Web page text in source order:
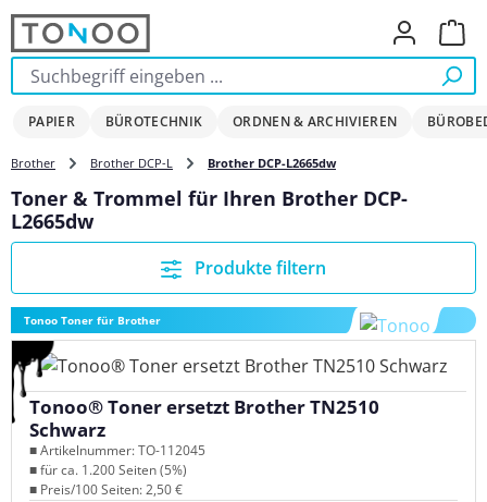
Zum Hauptinhalt springen
PAPIER BÜROTECHNIK ORDNEN & ARCHIVIEREN
Brother Brother DCP-L Brother DCP-L2665dw
Toner & Trommel für Ihren Brother DCP-
L2665dw
Produkte filtern
Tonoo Toner für Brother
Tonoo® Toner ersetzt Brother TN2510
Schwarz
■ Artikelnummer: TO-112045
■ für ca. 1.200 Seiten (5%)
■ Preis/100 Seiten: 2,50 €